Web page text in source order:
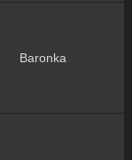
Baronka